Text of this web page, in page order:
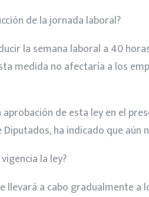
de la jornada laboral?
la semana laboral a 40
medida no afectaría a los
de esta ley en el
Diputados, ha indicado que
la ley?
llevará a cabo gradualmente a